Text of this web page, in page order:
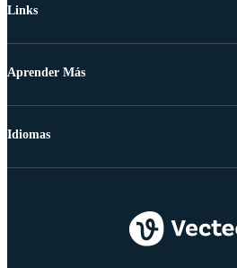
Links
Aprender Más
Idiomas